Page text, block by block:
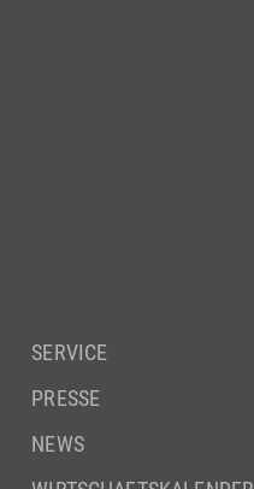
SERVICE
PRESSE
NEWS